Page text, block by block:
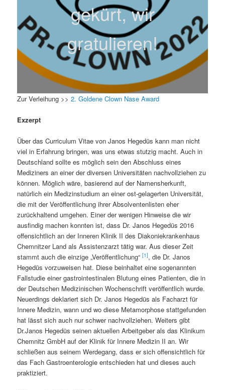
gekürt, wir
gratulieren!
Zur Verleihung >>2. Goldene Clown Nase Award
Exzerpt
Über das Curriculum Vitae von Janos Hegedüs kann man nicht
viel in Erfahrung bringen, was uns etwas stutzig macht. Auch in
Deutschland sollte es möglich sein den Abschluss eines
Mediziners an einer der diversen Universitäten nachvollziehen zu
können. Möglich wäre, basierend auf der Namensherkunft,
natürlich ein Medizinstudium an einer ost-gelagerten Universität,
die mit der Veröffentlichung ihrer Absolventenlisten eher
zurückhaltend umgehen. Einer der wenigen Hinweise die wir
ausfindig machen konnten ist, dass Dr. Janos Hegedüs 2016
offensichtlich an der Inneren Klinik II des Diakoniekrankenhaus
Chemnitzer Land als Assistenzarzt tätig war. Aus dieser Zeit
stammt auch die einzige „Veröffentlichung“[1], die Dr. Janos
Hegedüs vorzuweisen hat. Diese beinhaltet eine sogenannten
Fallstudie einer gastrointestinalen Blutung eines Patienten, die in
der Deutschen Medizinischen Wochenschrift veröffentlich wurde.
Neuerdings deklariert sich Dr. Janos Hegedüs als Facharzt für
Innere Medizin, wann und wo diese Metamorphose stattgefunden
hat lässt sich auch nur schwer nachvollziehen. Weiters gibt
Dr.Janos Hegedüs seinen aktuellen Arbeitgeber als das Klinikum
Chemnitz GmbH auf der Klinik für Innere Medizin II an. Wir
schließen aus seinem Werdegang, dass er sich offensichtlich für
das Fach Gastroenterologie entschieden hat und dieses auch
praktiziert.